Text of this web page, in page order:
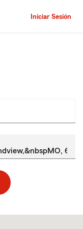
Iniciar Sesión